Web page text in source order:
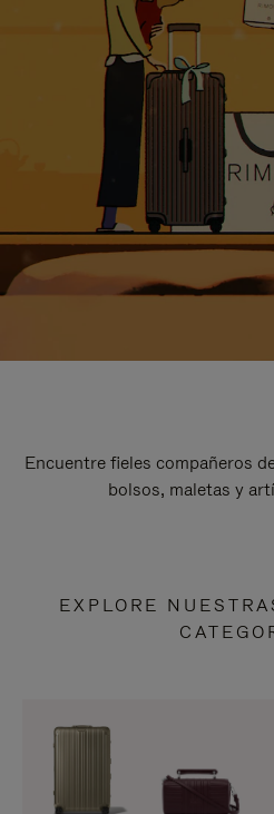
Encuentre fieles compañeros
bolsos, maletas y
EXPLORE